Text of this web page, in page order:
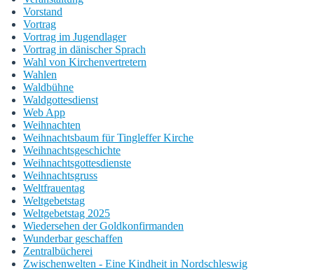
Vorstand
Vortrag
Vortrag im Jugendlager
Vortrag in dänischer Sprach
Wahl von Kirchenvertretern
Wahlen
Waldbühne
Waldgottesdienst
Web App
Weihnachten
Weihnachtsbaum für Tingleffer Kirche
Weihnachtsgeschichte
Weihnachtsgottesdienste
Weihnachtsgruss
Weltfrauentag
Weltgebetstag
Weltgebetstag 2025
Wiedersehen der Goldkonfirmanden
Wunderbar geschaffen
Zentralbücherei
Zwischenwelten - Eine Kindheit in Nordschleswig